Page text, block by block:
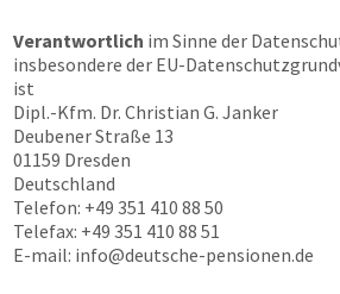
Verantwortlich im Sinne der
insbesondere der EU-
ist
Dipl.-Kfm. Dr. Christian G. Janker
Deubener Straße 13
01159 Dresden
Deutschland
Telefon: +49 351 410 88 50
Telefax: +49 351 410 88 51
E-mail: info@deutsche-pensionen.de